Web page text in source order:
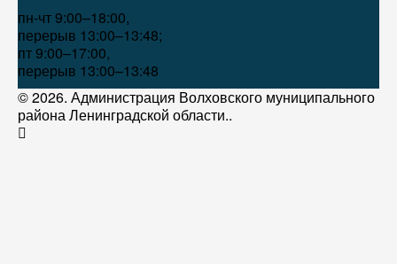
пн-чт 9:00–18:00,
перерыв 13:00–13:48;
пт 9:00–17:00,
перерыв 13:00–13:48
© 2026. Администрация Волховского муниципального
района Ленинградской области..